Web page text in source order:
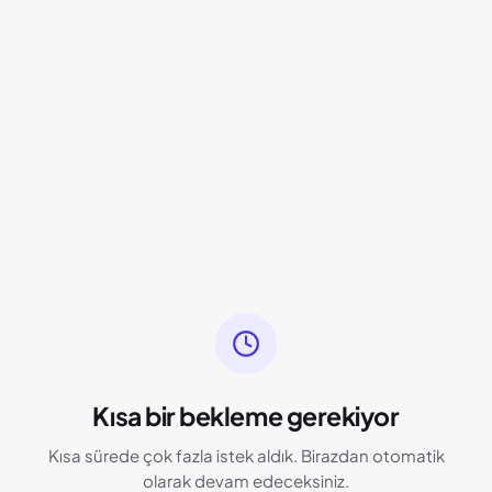
Kısa bir bekleme gerekiyor
Kısa sürede çok fazla istek aldık. Birazdan otomatik
olarak devam edeceksiniz.